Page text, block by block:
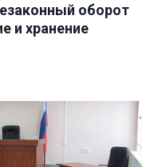
оборот
и хранение